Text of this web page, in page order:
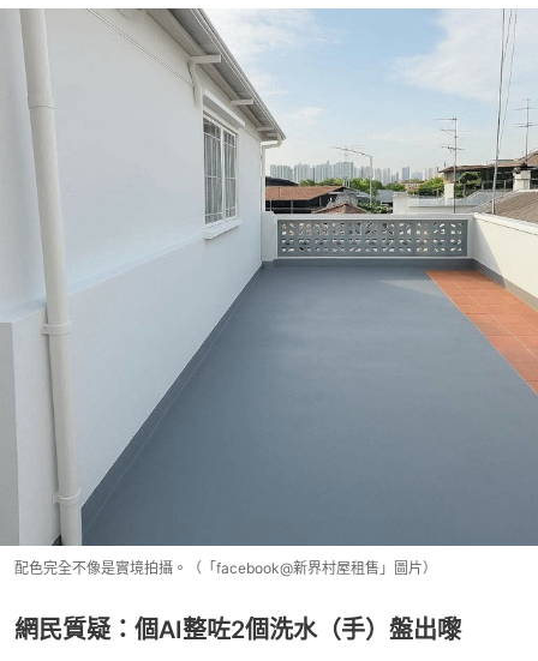
配色完全不像是實境拍攝。（「facebook@新界村屋租售」圖片）
網民質疑：個AI整咗2個洗水（手）盤出嚟